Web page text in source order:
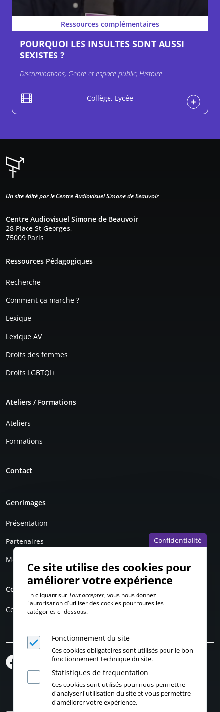
Ressources complémentaires
POURQUOI LES INSULTES SONT AUSSI
SEXISTES ?
Discriminations, Genre et espace public, Histoire
Collège, Lycée
Un site édité par le Centre Audiovisuel Simone de Beauvoir
Centre Audiovisuel Simone de Beauvoir
28 Place St Georges,
75009 Paris
Ressources Pédagogiques
Recherche
Comment ça marche ?
Lexique
Lexique AV
Droits des femmes
Droits LGBTQI+
Ateliers / Formations
Ateliers
Formations
Contact
Genrimages
Présentation
Partenaires
Mentions légales
Compte personnel
Connexion
Confidentialité
Ce site utilise des cookies pour
améliorer votre expérience
En cliquant sur Tout accepter, vous nous donnez
l'autorisation d'utiliser des cookies pour toutes les
catégories ci-dessous.
Fonctionnement du site
Ces cookies obligatoires sont utilisés pour le bon
fonctionnement technique du site.
Statistiques de fréquentation
Ces cookies sont utilisés pour nous permettre
d'analyser l'utilisation du site et vous permettre
d'améliorer votre expérience.